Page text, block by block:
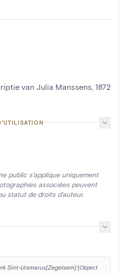
van Julia Manssens, 1872
public s'applique uniquement
associées peuvent
statut de droits d'auteur.
Sint-Ursmarus[Zegelsem] [Object